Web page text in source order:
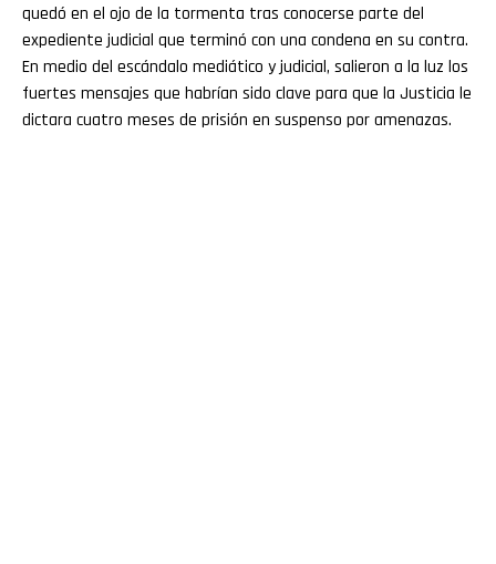
quedó en el ojo de la tormenta tras conocerse parte del
expediente judicial que terminó con una condena en su contra.
En medio del escándalo mediático y judicial, salieron a la luz los
fuertes mensajes que habrían sido clave para que la Justicia le
dictara cuatro meses de prisión en suspenso por amenazas.